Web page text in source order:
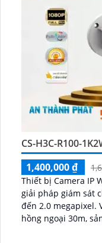
CS-H3C-R100-
1,400,000 ₫
Thiết bị Camera IP
giải pháp giám sát
đến 2.0 megapixel. Với khả năng xem đêm thông qua
hồng ngoại 30m,